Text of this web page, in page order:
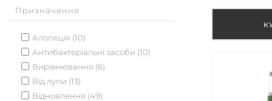
Призначення
Алопеція (10)
Антибактеріальні засоби (10)
Вирівнювання (6)
Від лупи (13)
Відновлення (49)